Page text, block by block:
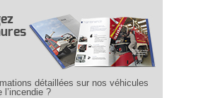
détaillées sur nos véhicules
l’incendie ?